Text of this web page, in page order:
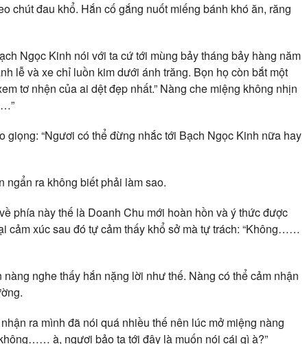
chút đau khổ. Hắn cố gắng nuốt miếng bánh khó ăn, răng
Ngọc Kinh nói với ta cứ tới mùng bảy tháng bảy hàng năm
lễ và xe chỉ luồn kim dưới ánh trăng. Bọn họ còn bắt một
tơ nhện của ai dệt đẹp nhất.” Nàng che miệng không nhịn
giọng: “Ngươi có thể đừng nhắc tới Bạch Ngọc Kinh nữa hay
ngẩn ra không biết phải làm sao.
phía này thế là Doanh Chu mới hoàn hồn và ý thức được
cảm xúc sau đó tự cảm thấy khổ sở mà tự trách: “Không……
nghe thấy hắn nặng lời như thế. Nàng có thể cảm nhận
ra mình đã nói quá nhiều thế nên lúc mở miệng nàng
à, ngươi bảo ta tới đây là muốn nói cái gì à?”